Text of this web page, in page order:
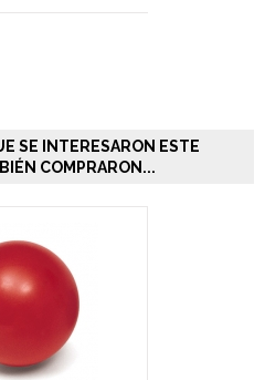
SE INTERESARON ESTE
COMPRARON...